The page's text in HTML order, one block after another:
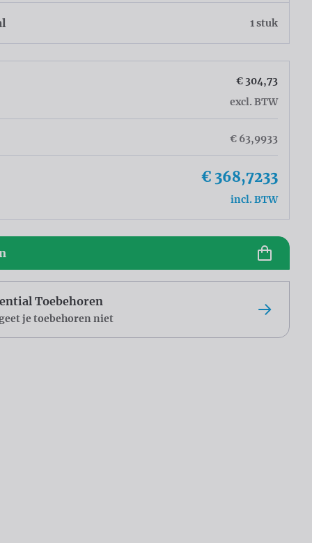
1 stuk
€ 304,73
excl. BTW
€ 63,9933
€ 368,7233
incl. BTW
Toebehoren
je toebehoren niet